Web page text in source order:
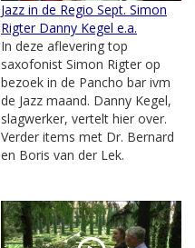
Jazz in de Regio Sept. Simon
Rigter Danny Kegel e.a.
In deze aflevering top
saxofonist Simon Rigter op
bezoek in de Pancho bar ivm
de Jazz maand. Danny Kegel,
slagwerker, vertelt hier over.
Verder items met Dr. Bernard
en Boris van der Lek.